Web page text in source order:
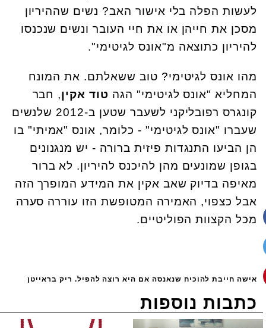
לעשות הפלה בלי אישור האב? נשים שההיריון
מסכן את חייהן או את חיי העובר ונשים שנכנסו
להיריון כתוצאה מ"אונס לגיטימי".
מהו אונס לגיטימי? טוב ששאלתם. את המונח
המחליא "אונס לגיטימי" הגה טוד אקין, חבר
קונגרס רפובליקני לשעבר שטען ב-2012 שלנשים
שעברו "אונס לגיטימי" - כלומר, אונס "אמיתי" בו
הן הביעו התנגדות פיזית ברורה - יש מנגנונים
בגופן שמונעים מהן להיכנס להיריון. לא ברור
מאיפה בדיוק שאב אקין את המידע המופרך הזה
אבל כצפוי, האמירה המטופשת הזו עוררה סערה
מכל הקצוות הפוליטיים.
אישה חייבת להוכיח שנאנסה אם היא רוצה להפיל. ריק בראייטן
כתבות נוספות